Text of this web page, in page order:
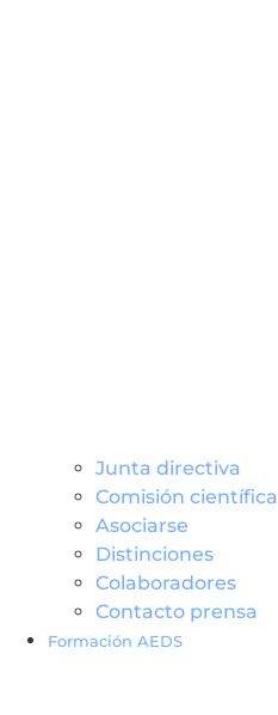
Junta directiva
Comisión científica
Asociarse
Distinciones
Colaboradores
Contacto prensa
Formación AEDS